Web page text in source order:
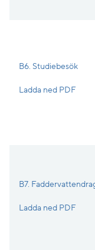
B6. Studiebesök
Ladda ned PDFPdf,
B7.
Ladda ned PDFPdf,